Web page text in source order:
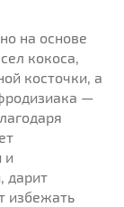
на основе
кокоса,
косточки, а
—
и
дарит
избежать